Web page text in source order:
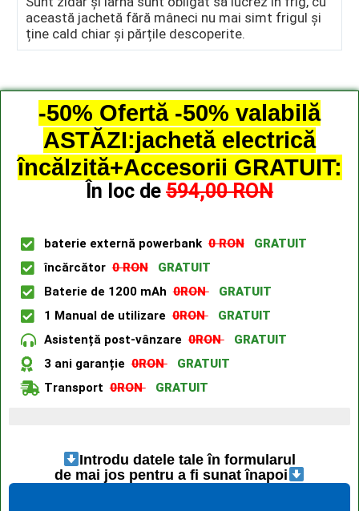
această jachetă fără mâneci nu mai simt frigul și
ține cald chiar și părțile descoperite.
-50% Ofertă -50% valabilă
ASTĂZI:jachetă electrică
încălzită+Accesorii GRATUIT:
În loc de 594,00 RON
baterie externă powerbank0 RON
GRATUIT
încărcător0 RON
GRATUIT
Baterie de 1200 mAh0RON
GRATUIT
1 Manual de utilizare0RON
GRATUIT
Asistență post-vânzare0RON
GRATUIT
3 ani garanție0RON
GRATUIT
Transport0RON GRATUIT
Introdu datele tale în formularul
de mai jos pentru a fi sunat înapoi